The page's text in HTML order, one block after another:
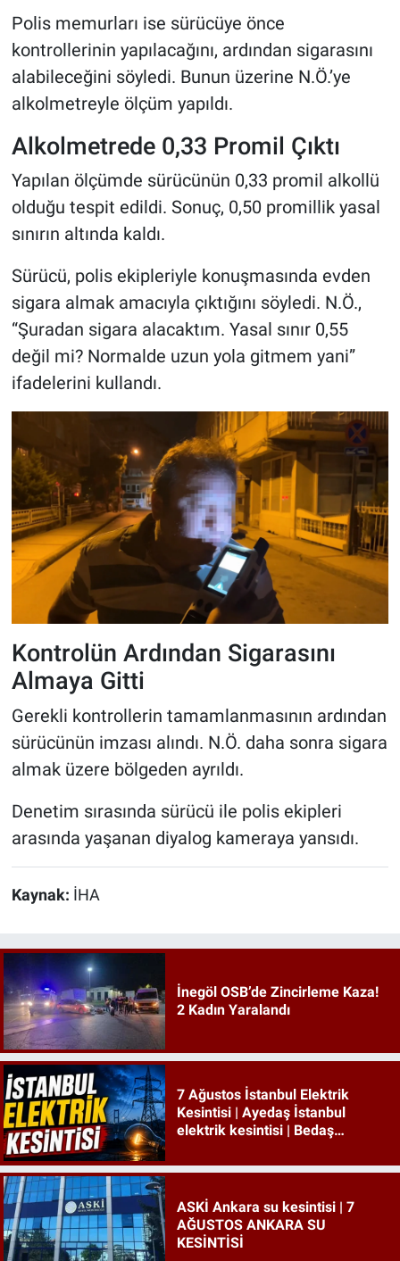
Polis memurları ise sürücüye önce
kontrollerinin yapılacağını, ardından sigarasını
alabileceğini söyledi. Bunun üzerine N.Ö.’ye
alkolmetreyle ölçüm yapıldı.
Alkolmetrede 0,33 Promil Çıktı
Yapılan ölçümde sürücünün 0,33 promil alkollü
olduğu tespit edildi. Sonuç, 0,50 promillik yasal
sınırın altında kaldı.
Sürücü, polis ekipleriyle konuşmasında evden
sigara almak amacıyla çıktığını söyledi. N.Ö.,
“Şuradan sigara alacaktım. Yasal sınır 0,55
değil mi? Normalde uzun yola gitmem yani”
ifadelerini kullandı.
Kontrolün Ardından Sigarasını
Almaya Gitti
Gerekli kontrollerin tamamlanmasının ardından
sürücünün imzası alındı. N.Ö. daha sonra sigara
almak üzere bölgeden ayrıldı.
Denetim sırasında sürücü ile polis ekipleri
arasında yaşanan diyalog kameraya yansıdı.
Kaynak: İHA
İnegöl OSB’de Zincirleme Kaza!
2 Kadın Yaralandı
7 Ağustos İstanbul Elektrik
Kesintisi | Ayedaş İstanbul
elektrik kesintisi | Bedaş
ASKİ Ankara su kesintisi | 7
AĞUSTOS ANKARA SU
KESİNTİSİ